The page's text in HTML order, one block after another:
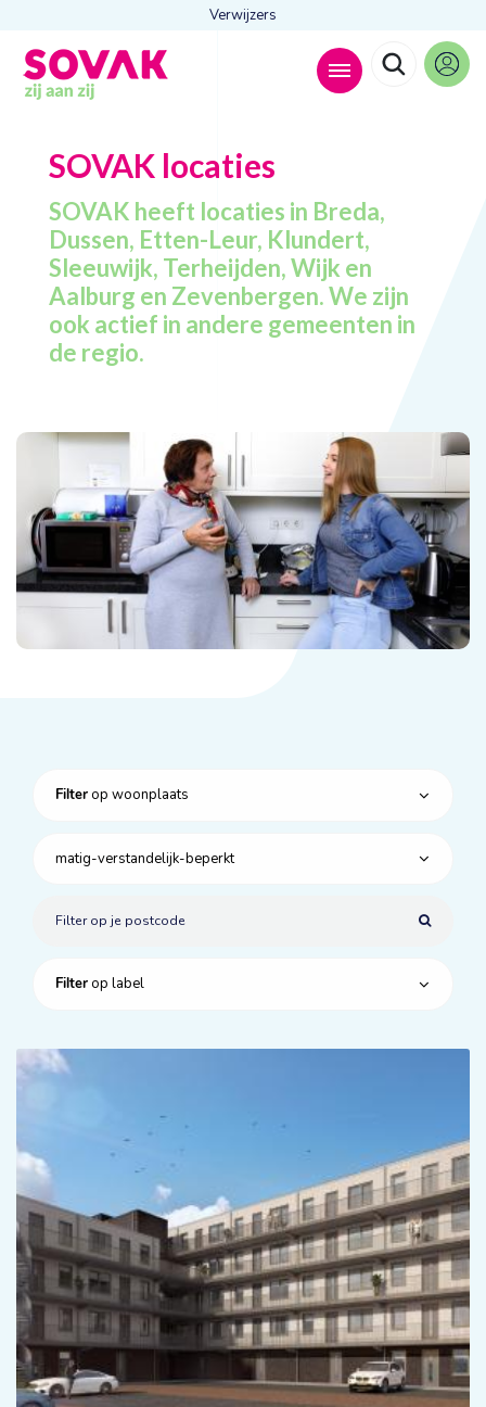
Verwijzers
Anderen zochten ook
Wonen
Dagbesteding
Behandelingen
SOVAK locaties
SOVAK heeft locaties in Breda,
Dussen, Etten-Leur, Klundert,
Sleeuwijk, Terheijden, Wijk en
Aalburg en Zevenbergen. We zijn
ook actief in andere gemeenten in
de regio.
Filter op woonplaats
matig-verstandelijk-beperkt

Filter op label